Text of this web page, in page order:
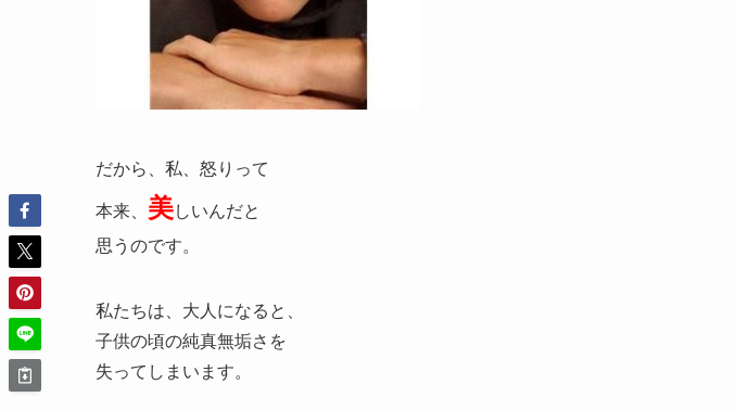
だから、私、怒りって
本来、 美しいんだと
思うのです。
私たちは、大人になると、
子供の頃の純真無垢さを
失ってしまいます。